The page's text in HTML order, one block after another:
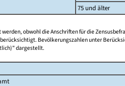
75 und älter
obwohl die Anschriften für die
Bevölkerungszahlen unter
dargestellt.